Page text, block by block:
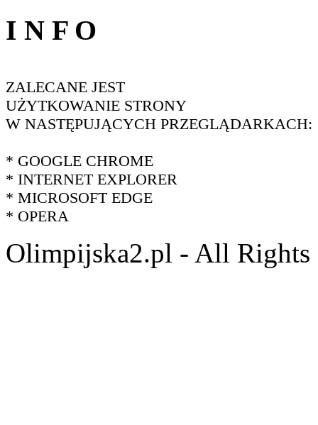
I N F O
ZALECANE JEST
UŻYTKOWANIE STRONY
W NASTĘPUJĄCYCH PRZEGLĄDARKACH:
* GOOGLE CHROME
* INTERNET EXPLORER
* MICROSOFT EDGE
* OPERA
Olimpijska2.pl - All Rights